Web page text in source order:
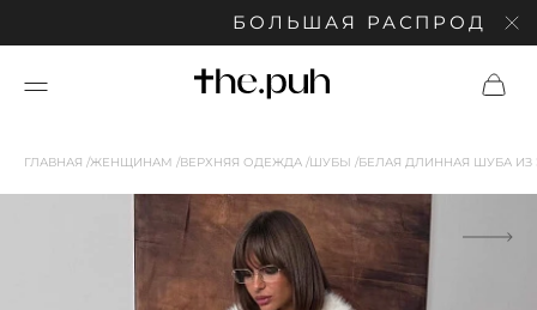
БОЛЬШАЯ РАСПРОДАЖА:
ГЛАВНАЯ ЖЕНЩИНАМ ВЕРХНЯЯ ОДЕЖДА ШУБЫ БЕЛАЯ ДЛИННАЯ ШУБА ИЗ